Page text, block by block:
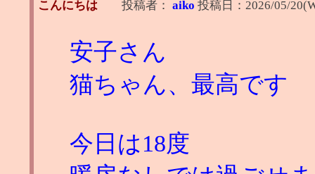
こんにちは 投稿者： aiko 投稿日： 2026/05/
安子さん
猫ちゃん、最高です
今日は18度